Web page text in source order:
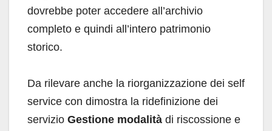
dovrebbe poter accedere all’archivio
completo e quindi all’intero patrimonio
storico.
Da rilevare anche la riorganizzazione dei self
service con dimostra la ridefinizione dei
servizio Gestione modalità di riscossione e